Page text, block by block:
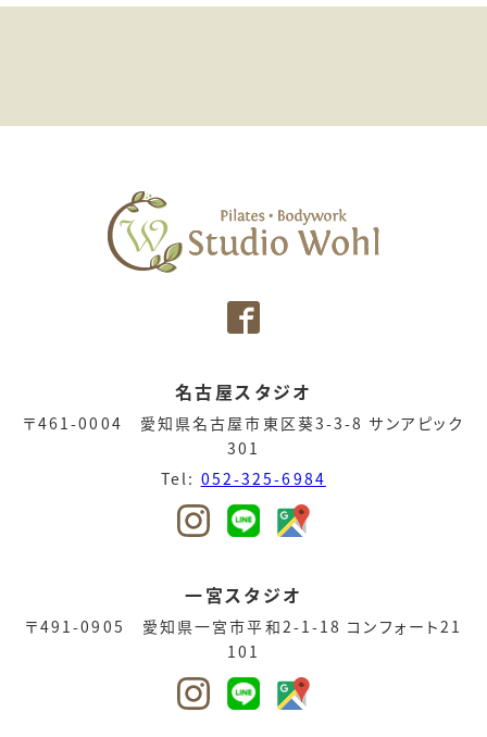
名古屋スタジオ
〒461-0004 愛知県名古屋市東区葵3-3-8 サンアピック
301
Tel: 052-325-6984
一宮スタジオ
〒491-0905 愛知県一宮市平和2-1-18 コンフォート21
101